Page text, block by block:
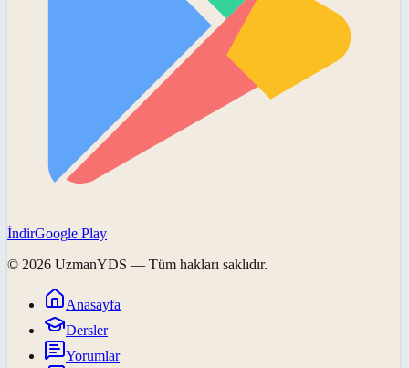
İndirGoogle Play
© 2026 UzmanYDS — Tüm hakları saklıdır.
Anasayfa
Dersler
Yorumlar